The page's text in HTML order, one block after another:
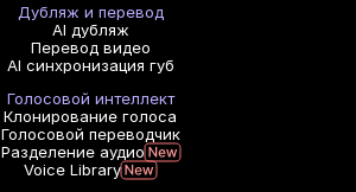
Дубляж и перевод
AI дубляж
Перевод видео
AI синхронизация губ
Голосовой интеллект
Клонирование голоса
Голосовой переводчик
Разделение аудио
Voice Library